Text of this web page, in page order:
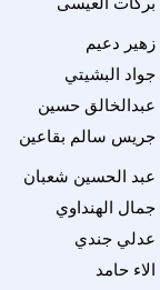
زهير دعيم
جواد البشيتي
عبدالخالق حسين
جريس سالم بقاعين
عبد الحسين شعبان
جمال الهنداوي
عدلي جندي
الاء حامد